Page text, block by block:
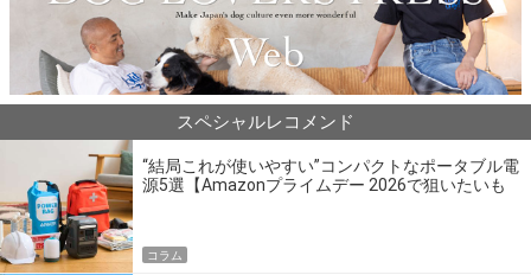
スペシャルレコメンド
“結局これが使いやすい”コンパクトなポータブル電
源5選【Amazonプライムデー 2026で狙いたいも
コラム